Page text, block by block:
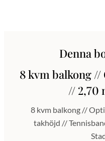
Denna
8 kvm balkong
// 2,70
8 kvm balkong //
takhöjd //